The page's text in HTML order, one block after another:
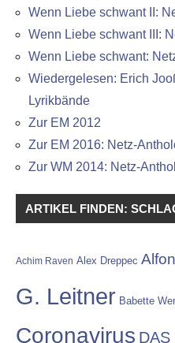
Wenn Liebe schwant II:
Wenn Liebe schwant III:
Wenn Liebe schwant:
Wiedergelesen: Erich
Lyrikbände
Zur EM 2012
Zur EM 2016: Netz-
Zur WM 2014: Netz-
ARTIKEL FINDEN:
Achim Raven Alex Dreppec
G. Leitner Babette
Coronavirus DAS